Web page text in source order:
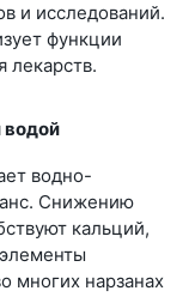
и исследований.
функции
лекарств.
водой
водно-
Снижению
кальций,
многих нарзанах